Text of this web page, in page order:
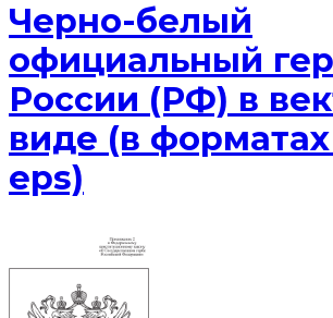
Черно-белый
официальный
России (РФ) в
виде (в
eps)